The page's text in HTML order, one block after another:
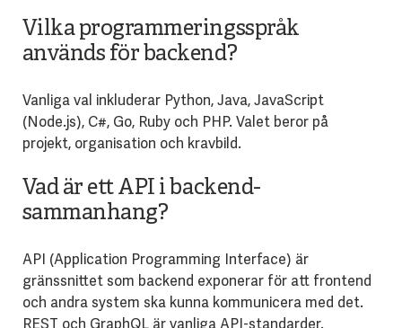
Vilka programmeringsspråk
används för backend?
Vanliga val inkluderar Python, Java, JavaScript
(Node.js), C#, Go, Ruby och PHP. Valet beror på
projekt, organisation och kravbild.
Vad är ett API i backend-
sammanhang?
API (Application Programming Interface) är
gränssnittet som backend exponerar för att frontend
och andra system ska kunna kommunicera med det.
REST och GraphQL är vanliga API-standarder.